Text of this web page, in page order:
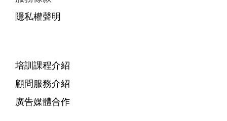
隱私權聲明
培訓課程介紹
顧問服務介紹
廣告媒體合作